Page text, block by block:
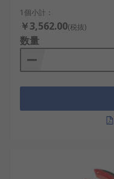
1個小計：
￥3,562.00(税抜)
数量